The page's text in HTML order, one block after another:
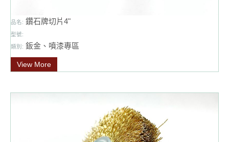
品名: 鑽石牌切片4"
型號:
類別: 鈑金、噴漆專區
View More